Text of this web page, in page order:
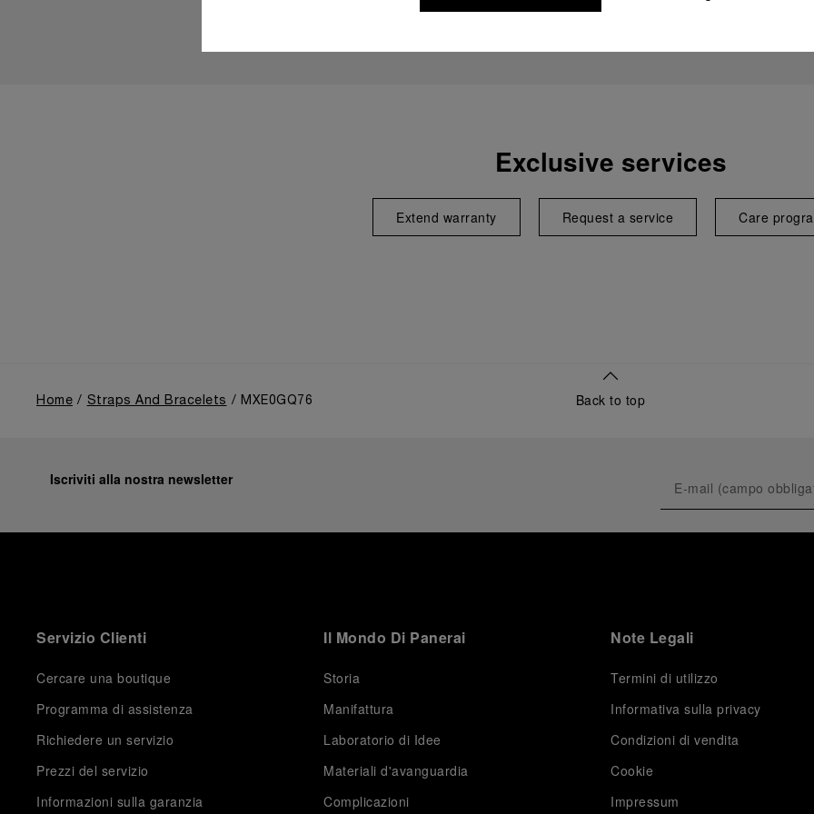
Exclusive services
Extend warranty Request a service Care
Home Straps And Bracelets MXE0GQ76 Back to top
Iscriviti alla nostra newsletter
Servizio Clienti
Cercare una boutique
Programma di assistenza
Richiedere un servizio
Prezzi del servizio
Informazioni sulla garanzia
Il Mondo Di Panerai
Storia
Manifattura
Laboratorio di Idee
Materiali d'avanguardia
Complicazioni
Note Legali
Termini di utilizzo
Informativa sulla privacy
Condizioni di vendita
Cookie
Impressum